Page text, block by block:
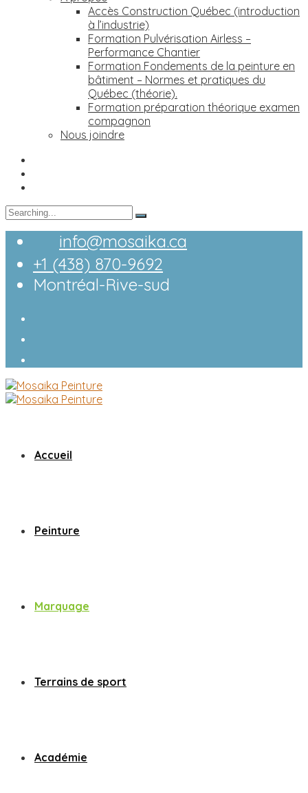
Accès Construction Québec (introduction
à l’industrie)
Formation Pulvérisation Airless –
Performance Chantier
Formation Fondements de la peinture en
bâtiment – Normes et pratiques du
Québec (théorie).
Formation préparation théorique examen
compagnon
Nous joindre
info@mosaika.ca
+1 (438) 870-9692
Montréal-Rive-sud
Accueil
Peinture
Marquage
Terrains de sport
Académie